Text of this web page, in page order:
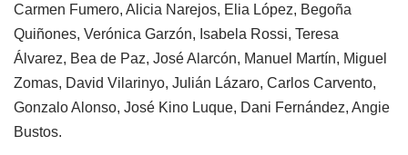
Carmen Fumero, Alicia Narejos, Elia López, Begoña
Quiñones, Verónica Garzón, Isabela Rossi, Teresa
Álvarez, Bea de Paz, José Alarcón, Manuel Martín, Miguel
Zomas, David Vilarinyo, Julián Lázaro, Carlos Carvento,
Gonzalo Alonso, José Kino Luque, Dani Fernández, Angie
Bustos.